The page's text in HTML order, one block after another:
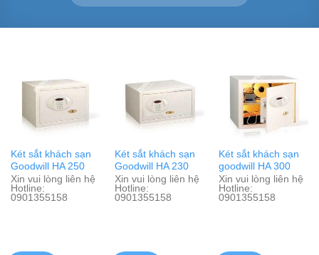
Két sắt khách sạn
Goodwill HA 250
Xin vui lòng liên hệ
Hotline:
0901355158
Két sắt khách sạn
Goodwill HA 230
Xin vui lòng liên hệ
Hotline:
0901355158
Két sắt khách sạn
goodwill HA 300
Xin vui lòng liên hệ
Hotline:
0901355158